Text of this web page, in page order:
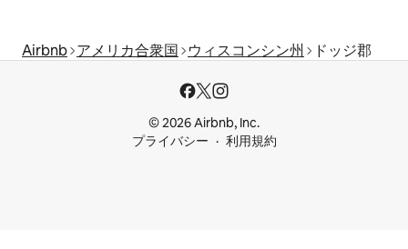
Airbnb アメリカ合衆国 ウィスコンシン州 ドッジ郡
© 2026 Airbnb, Inc.
プライバシー
利用規約